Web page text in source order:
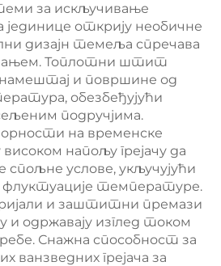
за искључивање
јединице открију необичне
дизајн темеља спречава
Топлотни штит
и површине од
обезбеђујући
подручјима.
на временске
високом напољу грејачу да
услове, укључујући
флуктуације температуре.
и заштитни премази
и одржавају изглед током
Снажна способност за
ванзведних грејача за